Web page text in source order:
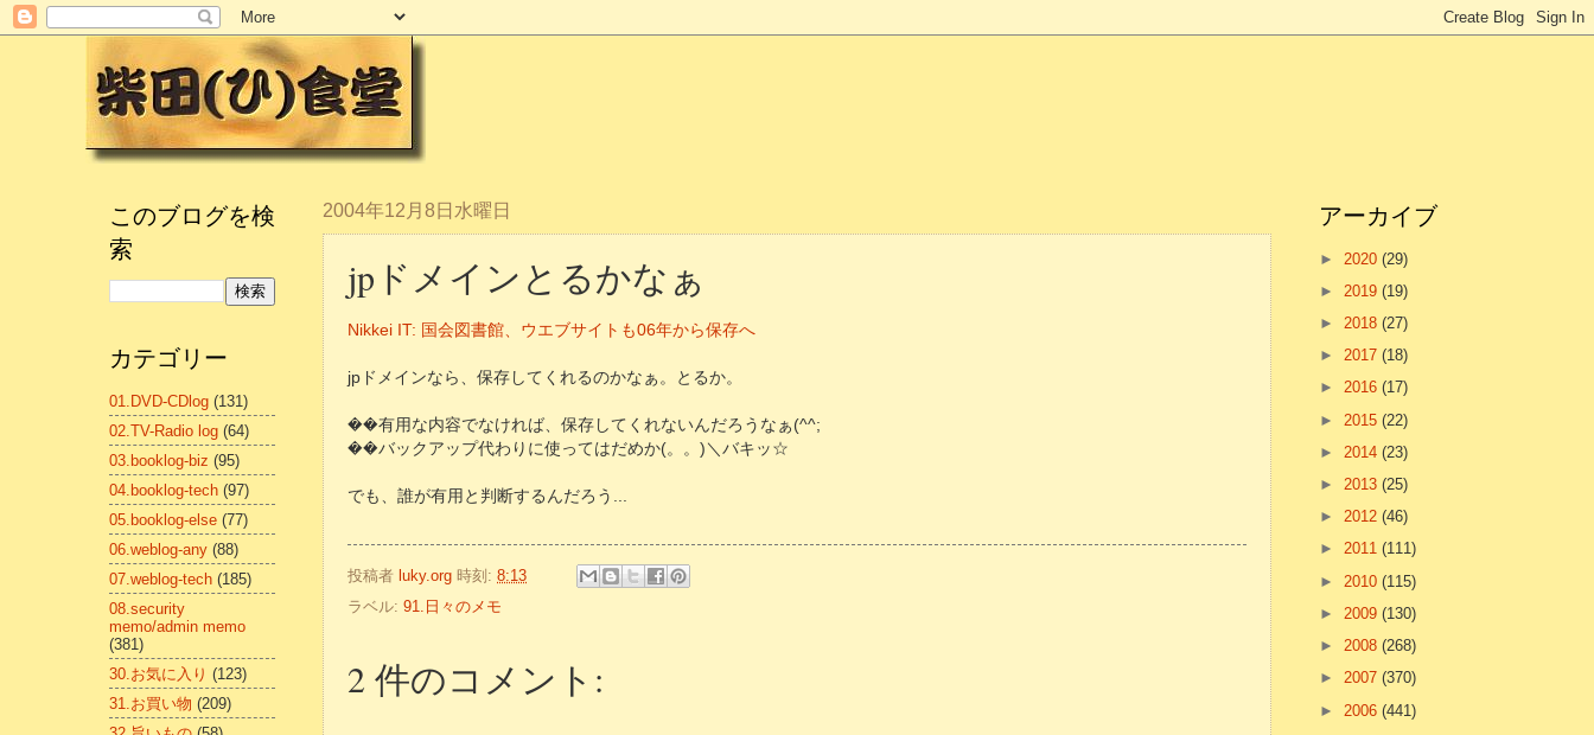
2004年12月8日水曜日
jpドメインとるかなぁ
Nikkei IT: 国会図書館、ウエブサイトも06年から保存へ
jpドメインなら、保存してくれるのかなぁ。とるか。
��有用な内容でなければ、保存してくれないんだろうなぁ(^^;
��バックアップ代わりに使ってはだめか(。。)＼バキッ☆
でも、誰が有用と判断するんだろう...
投稿者 luky.org 時刻: 8:13
ラベル: 91.日々のメモ
2 件のコメント:
このブログを検
索
カテゴリー
01.DVD-CDlog (131)
02.TV-Radio log (64)
03.booklog-biz (95)
04.booklog-tech (97)
05.booklog-else (77)
06.weblog-any (88)
07.weblog-tech (185)
08.security
memo/admin memo
(381)
30.お気に入り (123)
31.お買い物 (209)
アーカイブ
► 2020 (29)
► 2019 (19)
► 2018 (27)
► 2017 (18)
► 2016 (17)
► 2015 (22)
► 2014 (23)
► 2013 (25)
► 2012 (46)
► 2011 (111)
► 2010 (115)
► 2009 (130)
► 2008 (268)
► 2007 (370)
► 2006 (441)